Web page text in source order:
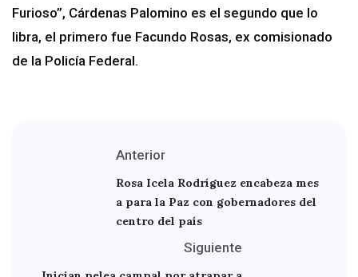
Furioso”, Cárdenas Palomino es el segundo que lo
libra, el primero fue Facundo Rosas, ex comisionado
de la Policía Federal.
Anterior
Rosa Icela Rodríguez encabeza mes
a para la Paz con gobernadores del
centro del país
Siguiente